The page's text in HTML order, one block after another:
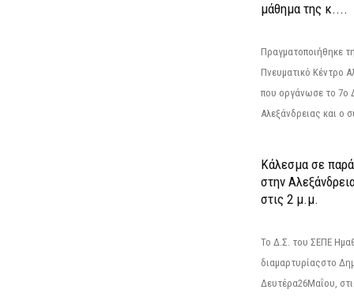
μάθημα της κ....
Πραγματοποιήθηκε
Πνευματικό Κέντρο
που οργάνωσε το 7ο
Αλεξάνδρειας και ο
Κάλεσμα σε
στην
στις 2 μ.μ.
Το Δ.Σ. του ΣΕΠΕ
διαμαρτυρίαςστο
Δευτέρα26Μαΐου,